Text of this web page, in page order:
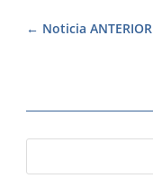
Noticia ANTERIOR